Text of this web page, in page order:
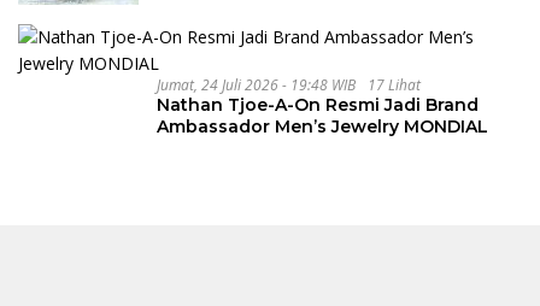
Jumat, 24 Juli 2026 - 19:48 WIB 17 Lihat
Nathan Tjoe-A-On Resmi Jadi Brand
Ambassador Men’s Jewelry MONDIAL